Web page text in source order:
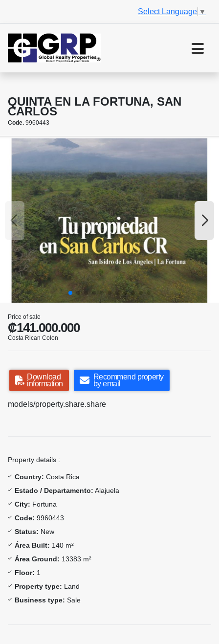
Select Language ▼
QUINTA EN LA FORTUNA, SAN
CARLOS
Code. 9960443
Price of sale
₡141.000.000
Costa Rican Colon
Download
information
Recommend property
by email
models/property.share.share
Property details :
Country: Costa Rica
Estado / Departamento: Alajuela
City: Fortuna
Code: 9960443
Status: New
Área Built: 140 m²
Área Ground: 13383 m²
Floor: 1
Property type: Land
Business type: Sale